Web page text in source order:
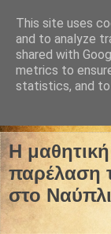
28 Οκτωβρίου
Η μαθητική
παρέλαση
στο
This site uses
and to analyze
shared with
metrics to
statistics, and